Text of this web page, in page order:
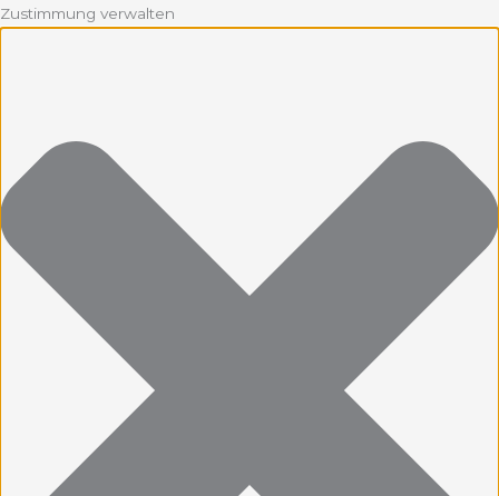
Zustimmung verwalten